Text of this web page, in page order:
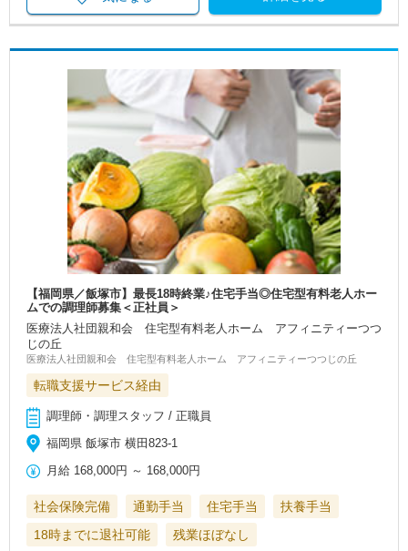
【福岡県／飯塚市】最長18時終業♪住宅手当◎住宅型有料老人ホー
ムでの調理師募集＜正社員＞
医療法人社団親和会 住宅型有料老人ホーム アフィニティーつつ
じの丘
医療法人社団親和会 住宅型有料老人ホーム アフィニティーつつじの丘
転職支援サービス経由
調理師・調理スタッフ / 正職員
福岡県 飯塚市 横田823-1
月給 168,000円 ～ 168,000円
社会保険完備 通勤手当 住宅手当
扶養手当
18時までに退社可能
残業ほぼなし